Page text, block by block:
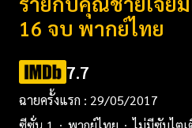
16 จบ พากย์ไทย
7.7
ฉายครั้งแรก : 29/05/2017